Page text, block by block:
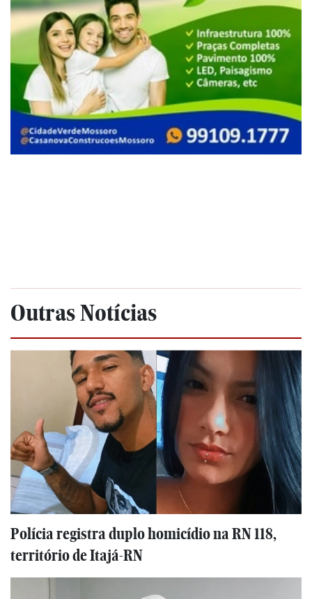
Outras Notícias
Polícia registra duplo homicídio na RN 118,
território de Itajá-RN